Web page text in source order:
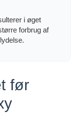
i øget
forbrug af
før